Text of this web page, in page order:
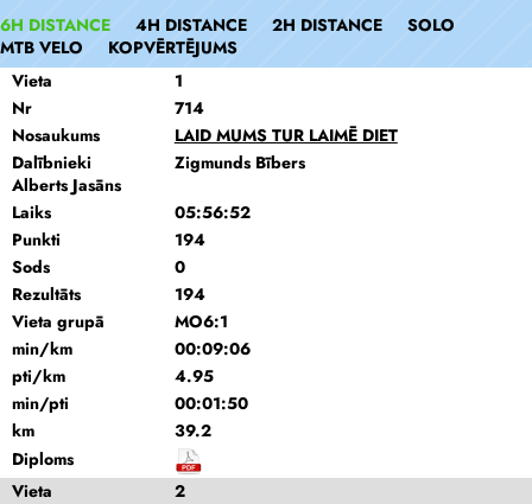
6H DISTANCE 4H DISTANCE 2H DISTANCE
SOLO
MTB VELO
KOPVĒRTĒJUMS
Vieta
1
Nr
714
Nosaukums
LAID MUMS TUR LAIMĒ DIET
Dalībnieki
Zigmunds Bībers
Alberts Jasāns
Laiks
05:56:52
Punkti
194
Sods
0
Rezultāts
194
Vieta grupā
MO6:1
min/km
00:09:06
pti/km
4.95
min/pti
00:01:50
km
39.2
Diploms
Vieta
2